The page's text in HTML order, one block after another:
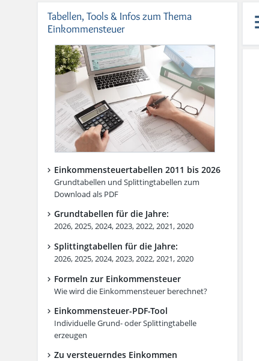
Tabellen, Tools & Infos zum Thema
Einkommensteuer
Einkommensteuertabellen 2011 bis 2026
Grundtabellen und Splittingtabellen zum
Download als PDF
Grundtabellen für die Jahre:
2026,2025,2024,2023,2022,2021,2020
Splittingtabellen für die Jahre:
2026,2025,2024,2023,2022,2021,2020
Formeln zur Einkommensteuer
Wie wird die Einkommensteuer berechnet?
Einkommensteuer-PDF-Tool
Individuelle Grund- oder Splittingtabelle
erzeugen
Zu versteuerndes Einkommen